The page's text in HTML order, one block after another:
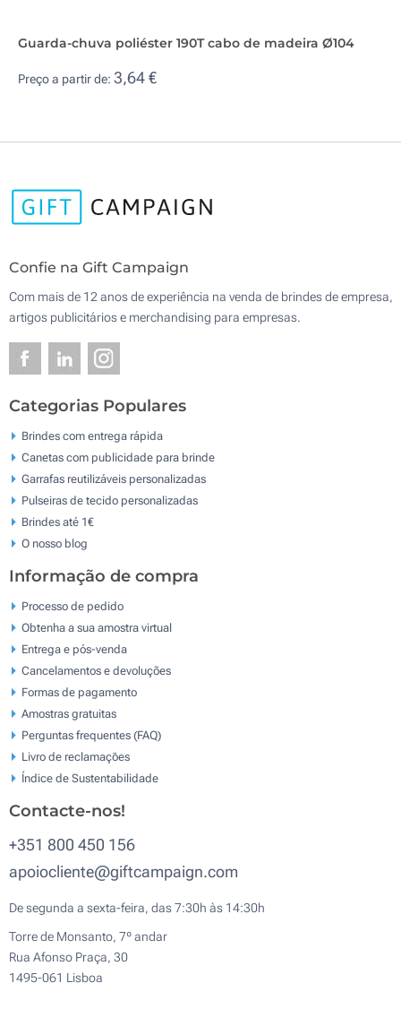
Guarda-chuva poliéster 190T cabo de madeira Ø104
Preço a partir de: 3,64 €
Confie na Gift Campaign
Com mais de 12 anos de experiência na venda de brindes de empresa,
artigos publicitários e merchandising para empresas.
Categorias Populares
Brindes com entrega rápida
Canetas com publicidade para brinde
Garrafas reutilizáveis personalizadas
Pulseiras de tecido personalizadas
Brindes até 1€
O nosso blog
Informação de compra
Processo de pedido
Obtenha a sua amostra virtual
Entrega e pós-venda
Cancelamentos e devoluções
Formas de pagamento
Amostras gratuitas
Perguntas frequentes (FAQ)
Livro de reclamaçōes
Índice de Sustentabilidade
Contacte-nos!
+351 800 450 156
apoiocliente@giftcampaign.com
De segunda a sexta-feira, das 7:30h às 14:30h
Torre de Monsanto, 7º andar
Rua Afonso Praça, 30
1495-061 Lisboa